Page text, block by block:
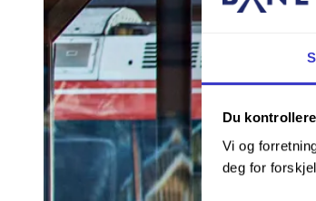
Du
Vi og
deg for